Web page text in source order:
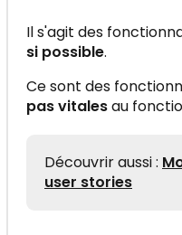
Il s'agit des
si possible.
Ce sont des
pas vitalesau
Découvrir aussi :
user stories